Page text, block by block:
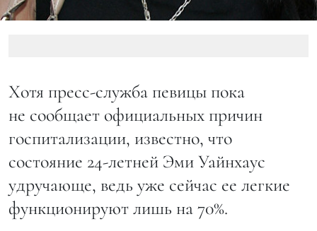
Хотя пресс-служба певицы пока
не сообщает официальных причин
госпитализации, известно, что
состояние 24-летней Эми Уайнхаус
удручающе, ведь уже сейчас ее легкие
функционируют лишь на 70%.